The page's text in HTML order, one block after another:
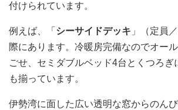
付けられています。
例えば、「 シーサイドデッキ 」（定員
際にあります。冷暖房完備なのでオー
ごせ、セミダブルベッド4台とくつろぎ
も揃っています。
伊勢湾に面した広い透明な窓からのん